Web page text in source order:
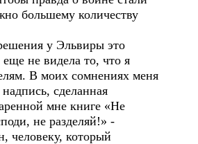
большему количеству
у Эльвиры это
еще не видела то, что я
В моих сомнениях меня
сделанная
мне книге «Не
не разделяй!» -
человеку, который